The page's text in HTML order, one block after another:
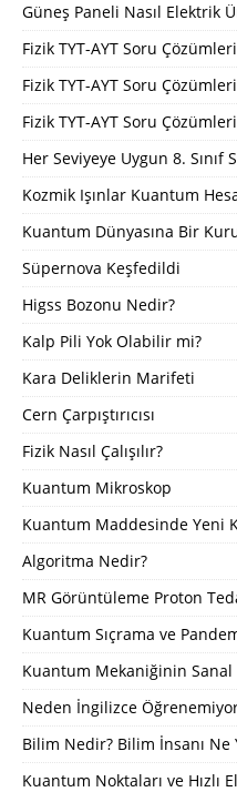
Güneş Paneli Nasıl Elektrik
Fizik TYT-AYT Soru
Fizik TYT-AYT Soru
Fizik TYT-AYT Soru
Her Seviyeye Uygun 8. Sınıf
Kozmik Işınlar Kuantum
Kuantum Dünyasına Bir
Süpernova Keşfedildi
Higss Bozonu Nedir?
Kalp Pili Yok Olabilir mi?
Kara Deliklerin Marifeti
Cern Çarpıştırıcısı
Fizik Nasıl Çalışılır?
Kuantum Mikroskop
Kuantum Maddesinde Yeni
Algoritma Nedir?
MR Görüntüleme Proton
Kuantum Sıçrama ve
Kuantum Mekaniğinin Sanal
Neden İngilizce
Bilim Nedir? Bilim İnsanı Ne
Kuantum Noktaları ve Hızlı